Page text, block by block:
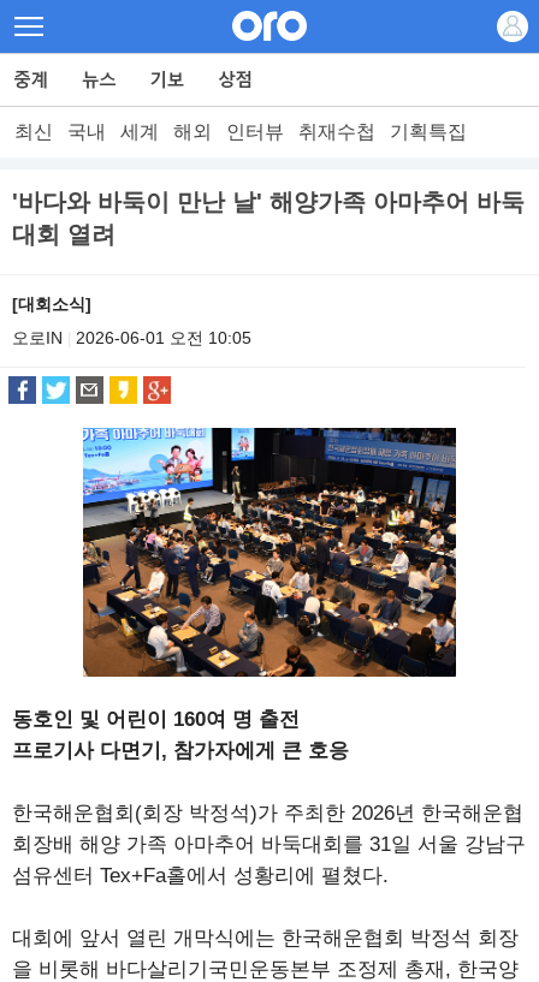
최신 국내 세계 해외 인터뷰 취재수첩 기획특집
'바다와 바둑이 만난 날' 해양가족 아마추어 바둑
대회 열려
[대회소식]
오로IN
2026-06-01 오전 10:05
동호인 및 어린이 160여 명 출전
프로기사 다면기, 참가자에게 큰 호응
한국해운협회(회장 박정석)가 주최한 2026년 한국해운협
회장배 해양 가족 아마추어 바둑대회를 31일 서울 강남구
섬유센터 Tex+Fa홀에서 성황리에 펼쳤다.
대회에 앞서 열린 개막식에는 한국해운협회 박정석 회장
을 비롯해 바다살리기국민운동본부 조정제 총재, 한국양